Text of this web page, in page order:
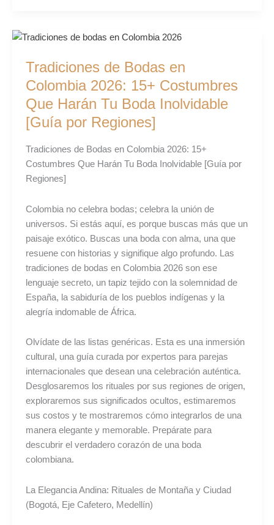
Tradiciones de Bodas en
Colombia 2026: 15+ Costumbres
Que Harán Tu Boda Inolvidable
[Guía por Regiones]
Tradiciones de Bodas en Colombia 2026: 15+
Costumbres Que Harán Tu Boda Inolvidable [Guía por
Regiones]
Colombia no celebra bodas; celebra la unión de
universos. Si estás aquí, es porque buscas más que un
paisaje exótico. Buscas una boda con alma, una que
resuene con historias y signifique algo profundo. Las
tradiciones de bodas en Colombia 2026 son ese
lenguaje secreto, un tapiz tejido con la solemnidad de
España, la sabiduría de los pueblos indígenas y la
alegría indomable de África.
Olvídate de las listas genéricas. Esta es una inmersión
cultural, una guía curada por expertos para parejas
internacionales que desean una celebración auténtica.
Desglosaremos los rituales por sus regiones de origen,
exploraremos sus significados ocultos, estimaremos
sus costos y te mostraremos cómo integrarlos de una
manera elegante y memorable. Prepárate para
descubrir el verdadero corazón de una boda
colombiana.
La Elegancia Andina: Rituales de Montaña y Ciudad
(Bogotá, Eje Cafetero, Medellín)
Tradiciones
Bodas
en
2026:
15+
Que
Harán
Tu
Inolvidable
[Guía
por
Regiones]